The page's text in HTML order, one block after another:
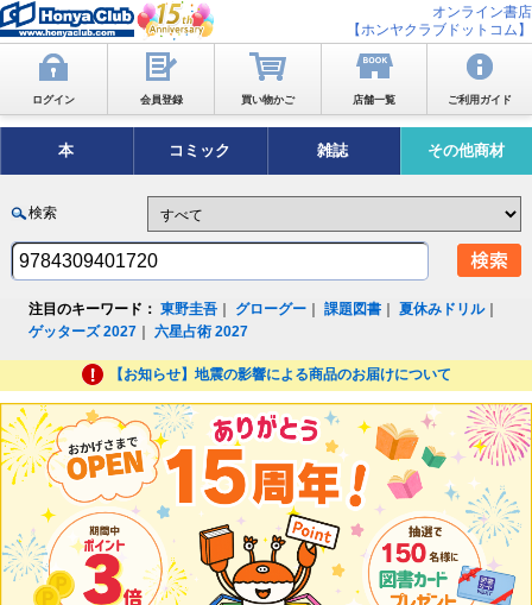
オンライン書店
【ホンヤクラブドットコム】
ログイン 会員登録 買い物かご 店舗一覧 ご利用ガイド
本 コミック 雑誌 その他商材
検索
注目のキーワード： 東野圭吾 グローグー ｜課題図書 ｜夏休みドリル｜
ゲッターズ 2027 ｜六星占術 2027
【お知らせ】地震の影響による商品のお届けについて